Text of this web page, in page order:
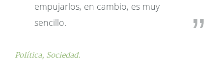
empujarlos, en cambio, es muy
sencillo.
Política, Sociedad.